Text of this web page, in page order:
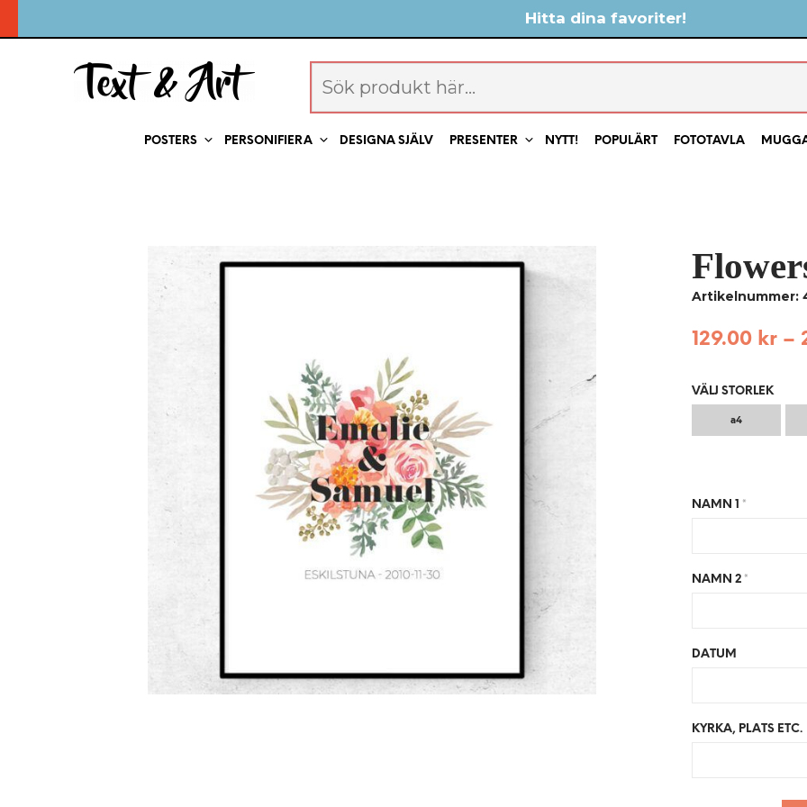
Hitta dina favoriter!
POSTERS PERSONIFIERA DESIGNA SJÄLV PRESENTER NYTT! POPULÄRT FOTOTAVLA
Artikelnummer:
129.00 kr –
VÄLJ STORLEK
a4
NAMN 1 *
NAMN 2 *
DATUM
KYRKA, PLATS ETC.